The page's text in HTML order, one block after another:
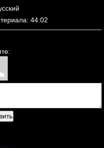
: 44:02